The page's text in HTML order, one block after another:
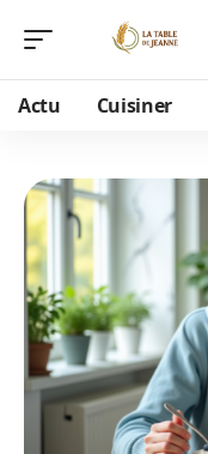
Actu Cuisiner